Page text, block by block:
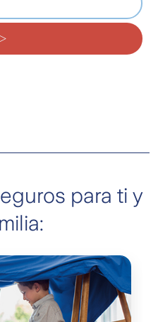
para ti y